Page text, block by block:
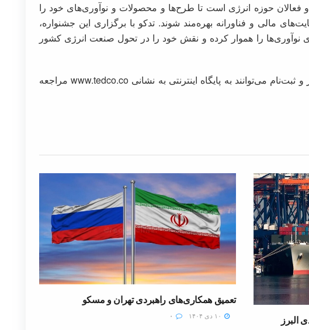
حوزه انرژی است تا طرح‌ها و محصولات و نوآوری‌های خود را
مالی و فناورانه بهره‌مند شوند. تدکو با برگزاری این جشنواره،
نوآوری‌ها را هموار کرده و نقش خود را در تحول صنعت انرژی کشور
متقاضیان برای کسب اطلاعات بیشتر و ثبت‌نام می‌توانند به پایگاه اینترنتی به نشانی www.tedco.co مراجعه
تعمیق همکاری‌های راهبردی تهران و مسکو